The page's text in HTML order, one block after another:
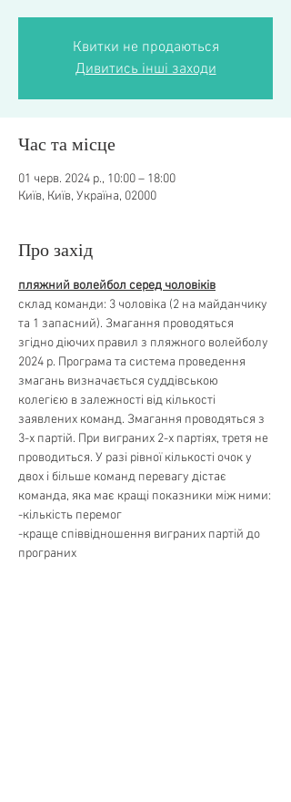
Квитки не продаються
Дивитись інші заходи
Час та місце
01 черв. 2024 р., 10:00 – 18:00
Київ, Київ, Україна, 02000
Про захід
пляжний волейбол серед чоловіків
склад команди: 3 чоловіка (2 на майданчику
та 1 запасний). Змагання проводяться
згідно діючих правил з пляжного волейболу
2024 р. Програма та система проведення
змагань визначається суддівською
колегією в залежності від кількості
заявлених команд. Змагання проводяться з
3-х партій. При виграних 2-х партіях, третя не
проводиться. У разі рівної кількості очок у
двох і більше команд перевагу дістає
команда, яка має кращі показники між ними:
-кількість перемог
-краще співвідношення виграних партій до
програних